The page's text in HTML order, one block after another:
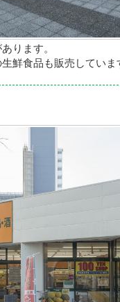
ります。
鮮食品も販売していま